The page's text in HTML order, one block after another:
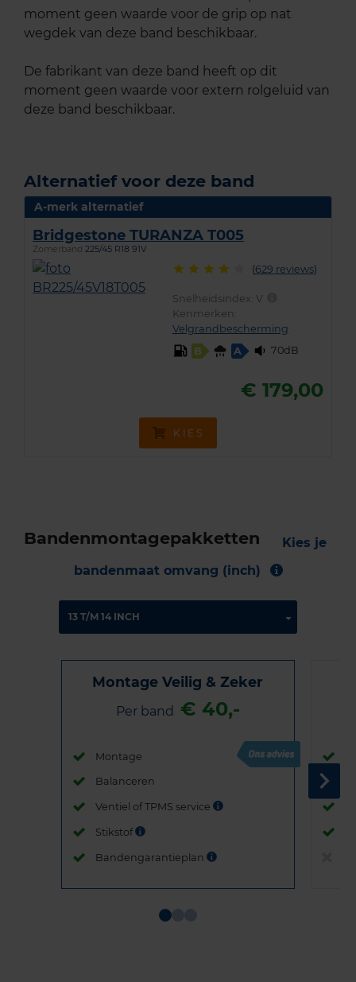
moment geen waarde voor de grip op nat
wegdek van deze band beschikbaar.
De fabrikant van deze band heeft op dit
moment geen waarde voor extern rolgeluid van
deze band beschikbaar.
Alternatief voor deze band
A-merk alternatief
Bridgestone TURANZA T005
Zomerband 225/45 R18 91V
(629 reviews)
Snelheidsindex: V
Kenmerken:
Velgrandbescherming
B
A 70dB
€ 179,00
KIES
Bandenmontagepakketten
Kies je
bandenmaat omvang (inch)
Montage Veilig & Zeker
Per band € 40,-
Montage
Balanceren
Ventiel of TPMS service
Stikstof
Bandengarantieplan